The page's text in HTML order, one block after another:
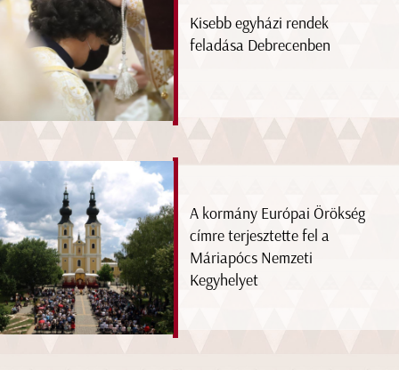
Kisebb egyházi rendek
feladása Debrecenben
A kormány Európai Örökség
címre terjesztette fel a
Máriapócs Nemzeti
Kegyhelyet